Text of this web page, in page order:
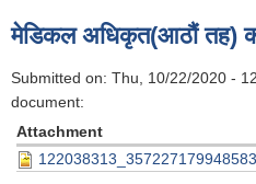
मेडिकल अधिकृत(आठौं तह) को
Submitted on: Thu, 10/22/2020 -
document:
Attachment